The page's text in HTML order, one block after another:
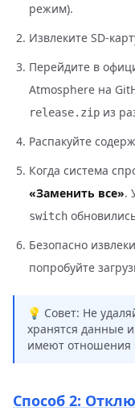
режим).
Извлеките SD-
Перейдите в
Atmosphere на
release.zip из
Распакуйте
Когда система
«Заменить все».
switch
Безопасно
попробуйте
💡 Совет: Не
хранятся данные
имеют отношения
Способ 2: